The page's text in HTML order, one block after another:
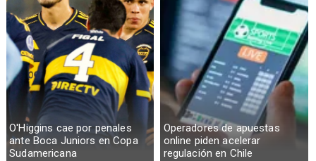
O'Higgins cae por penales
ante Boca Juniors en Copa
Sudamericana
Operadores de apuestas
online piden acelerar
regulación en Chile